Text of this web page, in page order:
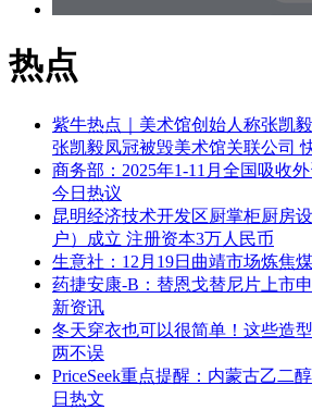
热点
紫牛热点｜美术馆创始人称张凯
张凯毅凤冠被毁美术馆关联公司
商务部：2025年1-11月全国吸收外
今日热议
昆明经济技术开发区厨掌柜厨房
户）成立 注册资本3万人民币
生意社：12月19日曲靖市场炼焦
药捷安康-B：替恩戈替尼片上市
新资讯
冬天穿衣也可以很简单！这些造
两不误
PriceSeek重点提醒：内蒙古乙二
日热文